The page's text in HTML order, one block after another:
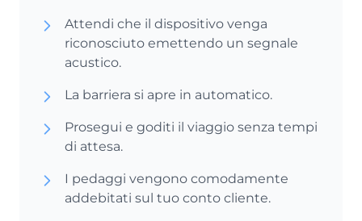
Attendi che il dispositivo venga
riconosciuto emettendo un segnale
acustico.
La barriera si apre in automatico.
Prosegui e goditi il viaggio senza tempi
di attesa.
I pedaggi vengono comodamente
addebitati sul tuo conto cliente.